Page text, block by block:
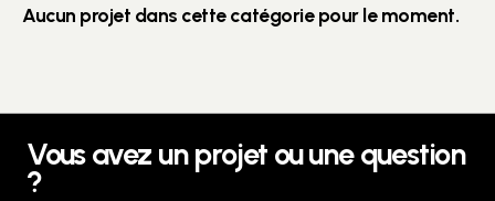
Aucun projet dans cette catégorie pour le moment.
Vous avez un projet ou une question
?